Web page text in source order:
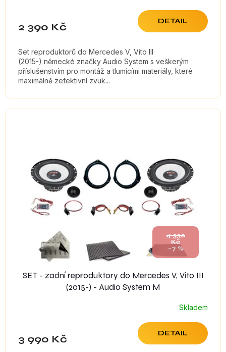
2 390 Kč DETAIL
Set reproduktorů do Mercedes V, Vito III
(2015-) německé značky Audio System s veškerým
příslušenstvím pro montáž a tlumícími materiály, které
maximálně zefektivní zvuk...
4 330
Kč
–7 %
SET - zadní reproduktory do Mercedes V, Vito III
(2015-) - Audio System M
Skladem
3 990 Kč DETAIL